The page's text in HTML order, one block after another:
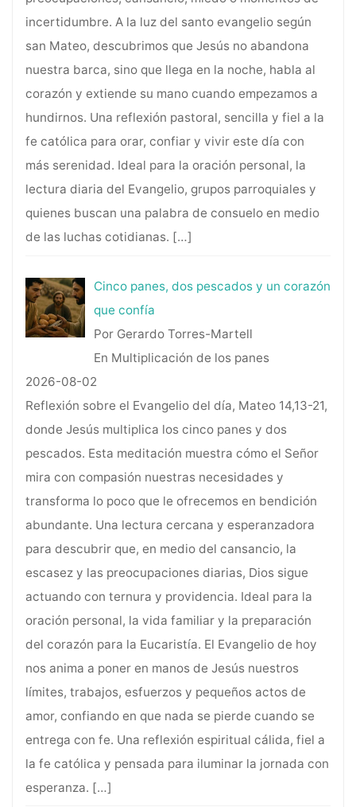
incertidumbre. A la luz del santo evangelio según
san Mateo, descubrimos que Jesús no abandona
nuestra barca, sino que llega en la noche, habla al
corazón y extiende su mano cuando empezamos a
hundirnos. Una reflexión pastoral, sencilla y fiel a la
fe católica para orar, confiar y vivir este día con
más serenidad. Ideal para la oración personal, la
lectura diaria del Evangelio, grupos parroquiales y
quienes buscan una palabra de consuelo en medio
de las luchas cotidianas. […]
Cinco panes, dos pescados y un corazón
que confía
Por Gerardo Torres-Martell
En Multiplicación de los panes
2026-08-02
Reflexión sobre el Evangelio del día, Mateo 14,13-21,
donde Jesús multiplica los cinco panes y dos
pescados. Esta meditación muestra cómo el Señor
mira con compasión nuestras necesidades y
transforma lo poco que le ofrecemos en bendición
abundante. Una lectura cercana y esperanzadora
para descubrir que, en medio del cansancio, la
escasez y las preocupaciones diarias, Dios sigue
actuando con ternura y providencia. Ideal para la
oración personal, la vida familiar y la preparación
del corazón para la Eucaristía. El Evangelio de hoy
nos anima a poner en manos de Jesús nuestros
límites, trabajos, esfuerzos y pequeños actos de
amor, confiando en que nada se pierde cuando se
entrega con fe. Una reflexión espiritual cálida, fiel a
la fe católica y pensada para iluminar la jornada con
esperanza. […]